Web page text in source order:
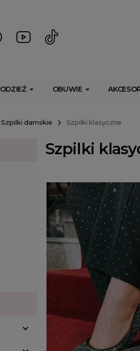
ODZIEŻ OBUWIE
Szpilki damskie Szpilki klasyczne
Szpilki